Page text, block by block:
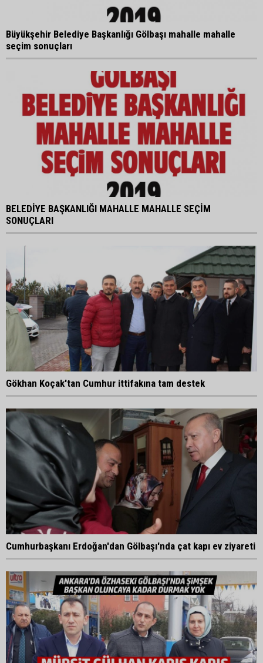
Büyükşehir Belediye Başkanlığı Gölbaşı mahalle mahalle
seçim sonuçları
BELEDİYE BAŞKANLIĞI MAHALLE MAHALLE SEÇİM
SONUÇLARI
Gökhan Koçak'tan Cumhur ittifakına tam destek
Cumhurbaşkanı Erdoğan'dan Gölbaşı'nda çat kapı ev ziyareti